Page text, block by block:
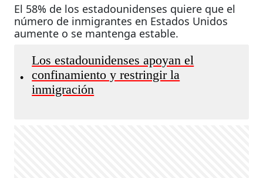
El 58% de los estadounidenses quiere que el
número de inmigrantes en Estados Unidos
aumente o se mantenga estable.
•
Los estadounidenses apoyan el
confinamiento y restringir la
inmigración